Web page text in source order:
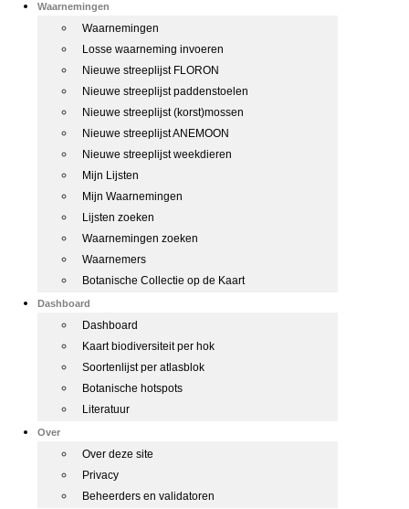
Waarnemingen
Waarnemingen
Losse waarneming invoeren
Nieuwe streeplijst FLORON
Nieuwe streeplijst paddenstoelen
Nieuwe streeplijst (korst)mossen
Nieuwe streeplijst ANEMOON
Nieuwe streeplijst weekdieren
Mijn Lijsten
Mijn Waarnemingen
Lijsten zoeken
Waarnemingen zoeken
Waarnemers
Botanische Collectie op de Kaart
Dashboard
Dashboard
Kaart biodiversiteit per hok
Soortenlijst per atlasblok
Botanische hotspots
Literatuur
Over
Over deze site
Privacy
Beheerders en validatoren